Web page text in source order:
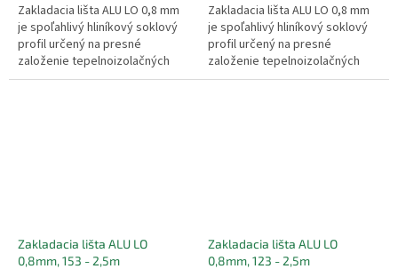
Zakladacia lišta ALU LO 0,8 mm
je spoľahlivý hliníkový soklový
profil určený na presné
založenie tepelnoizolačných
dosiek v kontaktnom
Zakladacia lišta ALU LO 0,8 mm
je spoľahlivý hliníkový soklový
profil určený na presné
založenie tepelnoizolačných
dosiek v kontaktnom
Zakladacia lišta ALU LO
0,8mm, 153 - 2,5m
Zakladacia lišta ALU LO
0,8mm, 123 - 2,5m